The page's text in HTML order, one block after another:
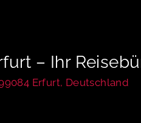
– Ihr
Erfurt, Deutschland